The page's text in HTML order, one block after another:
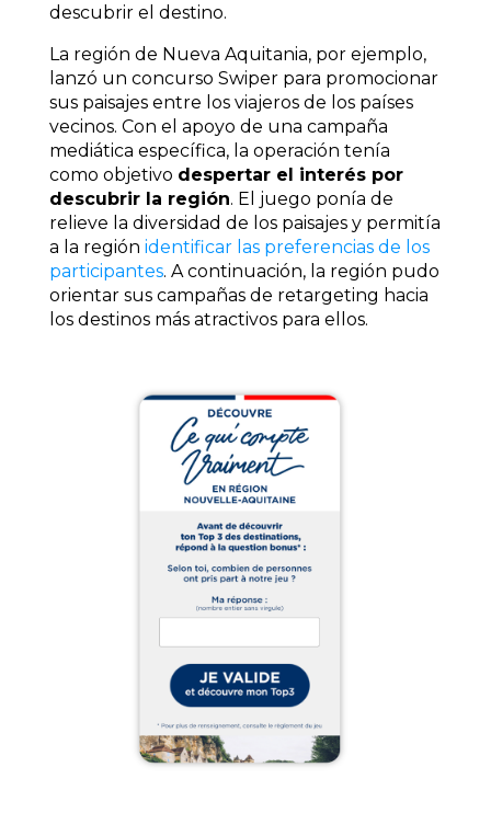
descubrir el destino.
La región de Nueva Aquitania, por ejemplo,
lanzó un concurso Swiper para promocionar
sus paisajes entre los viajeros de los países
vecinos. Con el apoyo de una campaña
mediática específica, la operación tenía
como objetivo despertar el interés por
descubrir la región. El juego ponía de
relieve la diversidad de los paisajes y permitía
a la región identificar las preferencias de los
participantes. A continuación, la región pudo
orientar sus campañas de retargeting hacia
los destinos más atractivos para ellos.